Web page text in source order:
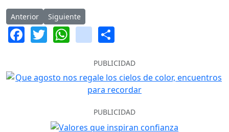
Artículo anterior: EEUU, Japón y Corea del Sur refuerzan
Anterior Artículo siguiente: Conservadores ganan en
Siguiente
Facebook
Twitter
WhatsApp
instagram
PUBLICIDAD
PUBLICIDAD